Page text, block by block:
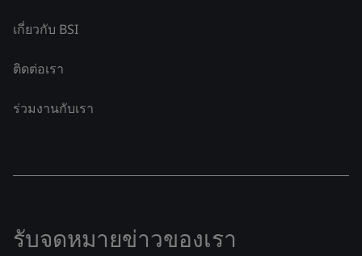
เกี่ยวกับ BSI
ติดต่อเรา
ร่วมงานกับเรา
รับจดหมายข่าวของเรา